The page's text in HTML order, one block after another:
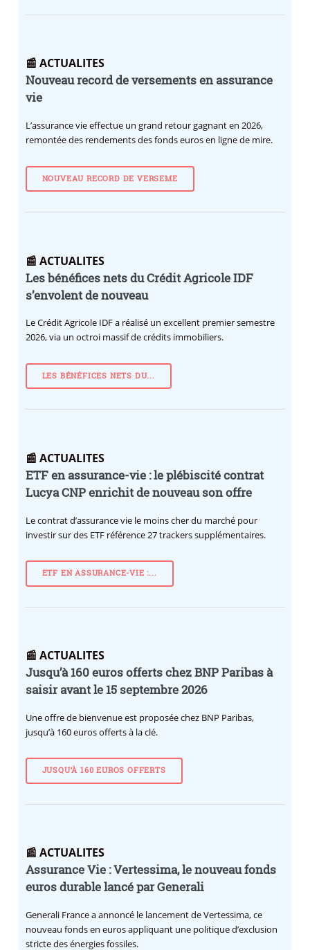
📰 ACTUALITES
Nouveau record de versements en assurance
vie
L’assurance vie effectue un grand retour gagnant en 2026,
remontée des rendements des fonds euros en ligne de mire.
NOUVEAU RECORD DE VERSEME
📰 ACTUALITES
Les bénéfices nets du Crédit Agricole IDF
s’envolent de nouveau
Le Crédit Agricole IDF a réalisé un excellent premier semestre
2026, via un octroi massif de crédits immobiliers.
LES BÉNÉFICES NETS DU...
📰 ACTUALITES
ETF en assurance-vie : le plébiscité contrat
Lucya CNP enrichit de nouveau son offre
Le contrat d’assurance vie le moins cher du marché pour
investir sur des ETF référence 27 trackers supplémentaires.
ETF EN ASSURANCE-VIE :...
📰 ACTUALITES
Jusqu’à 160 euros offerts chez BNP Paribas à
saisir avant le 15 septembre 2026
Une offre de bienvenue est proposée chez BNP Paribas,
jusqu’à 160 euros offerts à la clé.
JUSQU’À 160 EUROS OFFERTS
📰 ACTUALITES
Assurance Vie : Vertessima, le nouveau fonds
euros durable lancé par Generali
Generali France a annoncé le lancement de Vertessima, ce
nouveau fonds en euros appliquant une politique d’exclusion
stricte des énergies fossiles.